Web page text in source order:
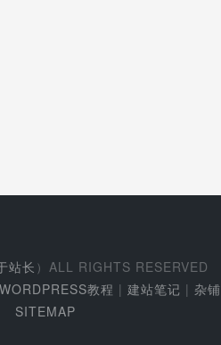
站长 ）ALL RIGHTS RESERVED
WORDPRESS教程 | 建站笔记 | 杂铺
SITEMAP